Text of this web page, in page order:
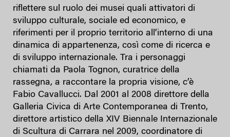
riflettere sul ruolo dei musei quali attivatori di
sviluppo culturale, sociale ed economico, e
riferimenti per il proprio territorio all’interno di una
dinamica di appartenenza, così come di ricerca e
di sviluppo internazionale. Tra i personaggi
chiamati da Paola Tognon, curatrice della
rassegna, a raccontare la propria visione, c’è
Fabio Cavallucci. Dal 2001 al 2008 direttore della
Galleria Civica di Arte Contemporanea di Trento,
direttore artistico della XIV Biennale Internazionale
di Scultura di Carrara nel 2009, coordinatore di